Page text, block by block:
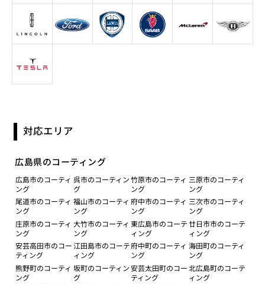
対応エリア
広島県のコーティング
広島市のコーティ
ング
呉市のコーティン
グ
竹原市のコーティ
ング
三原市のコーティ
ング
尾道市のコーティ
ング
福山市のコーティ
ング
府中市のコーティ
ング
三次市のコーティ
ング
庄原市のコーティ
ング
大竹市のコーティ
ング
東広島市のコーテ
ィング
廿日市市のコーテ
ィング
安芸高田市のコー
ティング
江田島市のコーテ
ィング
府中町のコーティ
ング
海田町のコーティ
ング
熊野町のコーティ
ング
坂町のコーティン
グ
安芸太田町のコー
ティング
北広島町のコーテ
ィング